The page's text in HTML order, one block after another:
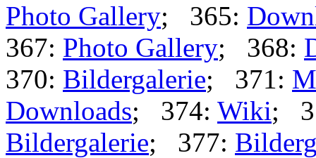
Photo Gallery; 365:
367: Photo Gallery; 368:
370: Bildergalerie; 371:
Downloads; 374: Wiki;
Bildergalerie; 377: